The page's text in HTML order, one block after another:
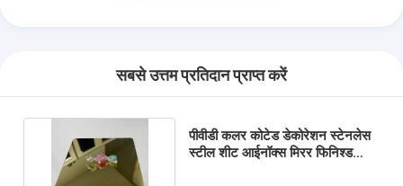
सबसे उत्तम प्रतिदान प्राप्त करें
पीवीडी कलर कोटेड डेकोरेशन स्टेनलेस
स्टील शीट आईनॉक्स मिरर फिनिश्ड